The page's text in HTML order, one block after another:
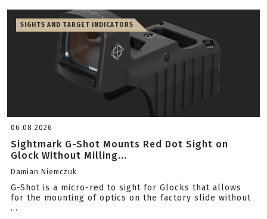
SIGHTS AND TARGET INDICATORS
06.08.2026
Sightmark G-Shot Mounts Red Dot Sight on
Glock Without Milling...
Damian Niemczuk
G-Shot is a micro-red to sight for Glocks that allows
for the mounting of optics on the factory slide without
...